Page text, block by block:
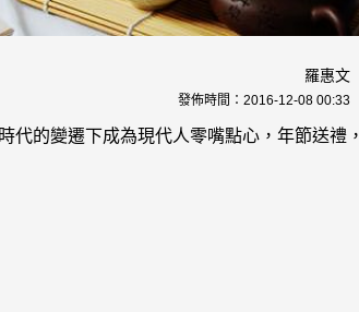
羅惠文
發佈時間： 2016-12-08 00:33
代的變遷下成為現代人零嘴點心，年節送禮，